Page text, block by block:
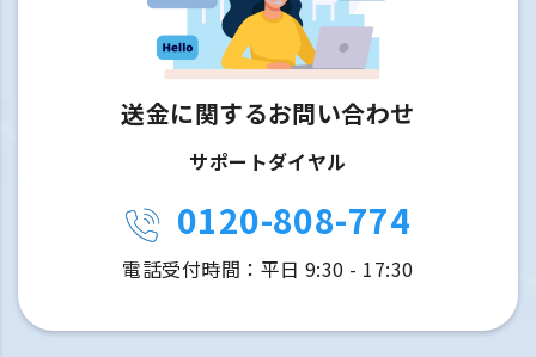
送金に関するお問い合わせ
サポートダイヤル
0120-808-774
電話受付時間：平日 9:30 - 17:30